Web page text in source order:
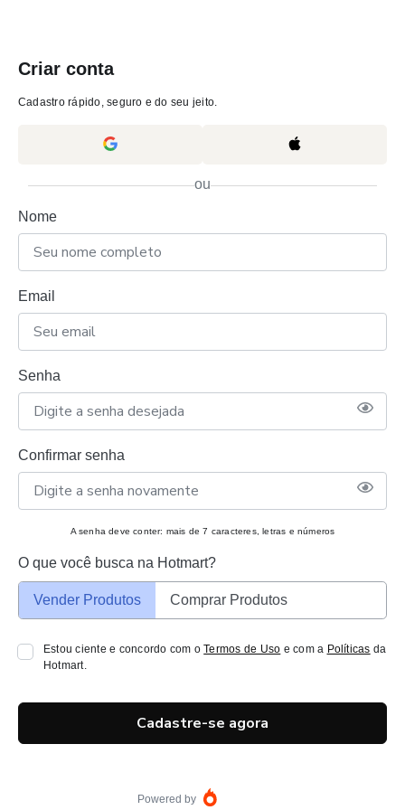
Criar conta
Cadastro rápido, seguro e do seu jeito.
ou
Nome
Email
Senha
Confirmar senha
A senha deve conter: mais de 7 caracteres, letras e números
O que você busca na Hotmart?
Vender Produtos Comprar Produtos
Estou ciente e concordo com oTermos de Uso e com a Políticas da
Hotmart.
Cadastre-se agora
Powered by